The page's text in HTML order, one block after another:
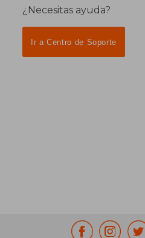
¿Necesitas ayuda?
Ir a Centro de Soporte